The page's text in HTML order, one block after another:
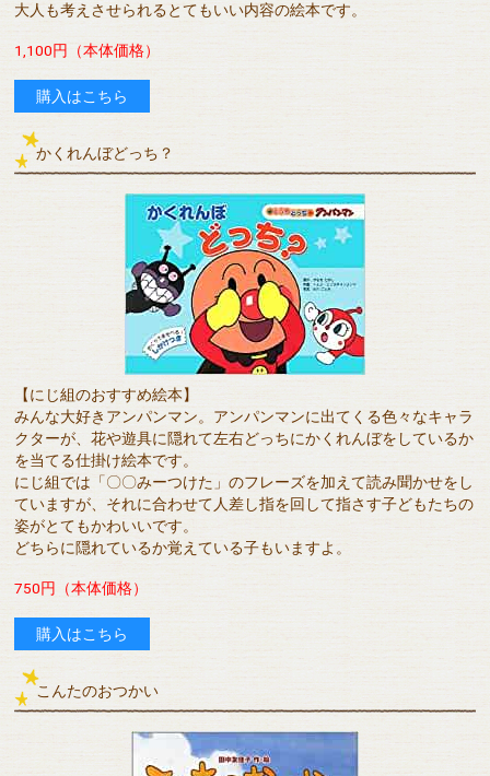
大人も考えさせられるとてもいい内容の絵本です。
1,100円（本体価格）
購入はこちら
かくれんぼどっち？
【にじ組のおすすめ絵本】
みんな大好きアンパンマン。アンパンマンに出てくる色々なキャラ
クターが、花や遊具に隠れて左右どっちにかくれんぼをしているか
を当てる仕掛け絵本です。
にじ組では「〇〇みーつけた」のフレーズを加えて読み聞かせをし
ていますが、それに合わせて人差し指を回して指さす子どもたちの
姿がとてもかわいいです。
どちらに隠れているか覚えている子もいますよ。
750円（本体価格）
購入はこちら
こんたのおつかい